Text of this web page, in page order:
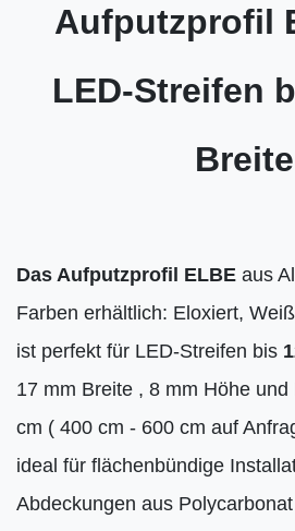
Aufputzprofil
LED-Streifen
Breite
Das Aufputzprofil ELBE aus
Farben erhältlich: Eloxiert,
ist perfekt für LED-Streifen bis
17 mm Breite , 8 mm Höhe
cm ( 400 cm - 600 cm auf
ideal für flächenbündige
Abdeckungen aus